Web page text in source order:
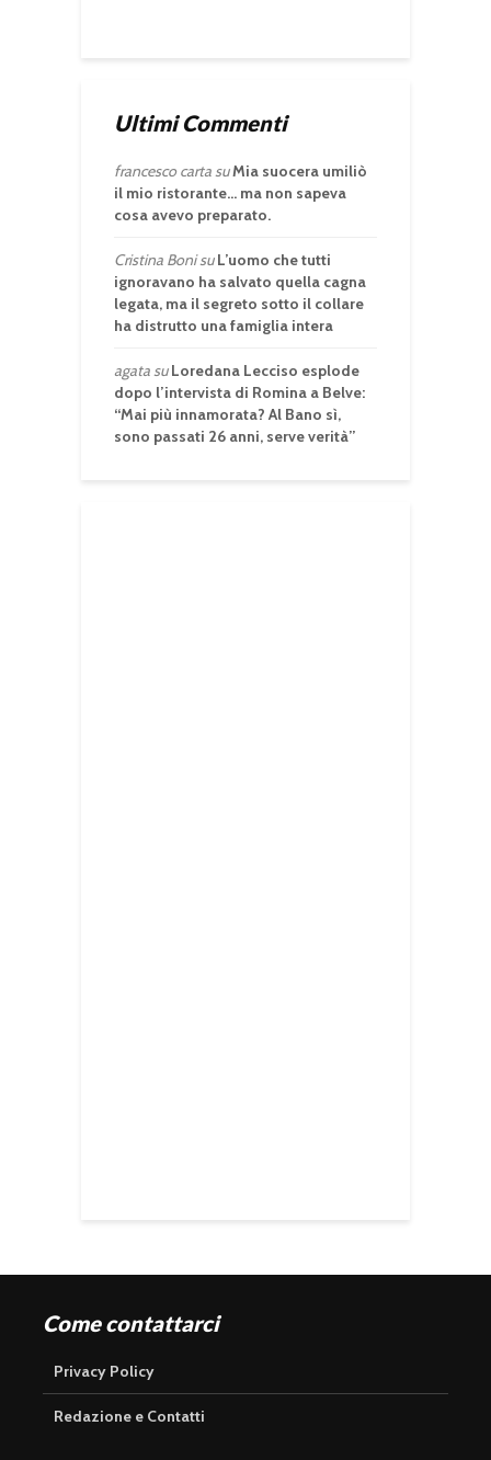
Ultimi Commenti
francesco cartasuMia suocera umiliò
il mio ristorante… ma non sapeva
cosa avevo preparato.
Cristina BonisuL’uomo che tutti
ignoravano ha salvato quella cagna
legata, ma il segreto sotto il collare
ha distrutto una famiglia intera
agatasuLoredana Lecciso esplode
dopo l’intervista di Romina a Belve:
“Mai più innamorata? Al Bano sì,
sono passati 26 anni, serve verità”
Come contattarci
Privacy Policy
Redazione e Contatti